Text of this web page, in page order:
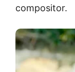
compositor.